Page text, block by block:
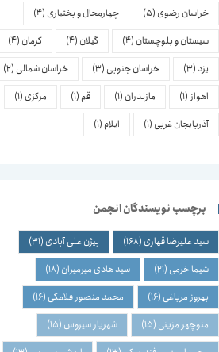
خراسان رضوی (5) چهارمحال و بختیاری (4)
سیستان و بلوچستان (4) گیلان (4) کرمان (4)
یزد(3) خراسان جنوبی (3) خراسان شمالی (2)
اهواز (1) مازندران (1) قم (1) مرکزی (1)
آذربایجان غربی (1) ایلام (1)
برچسب نویسندگان انجمن
سید علیرضا قهاری (168) بیژن علی آبادی (31)
شیما خرمی (21) سید هادی میرمیران (18)
بهروز مرباغی (16) محمد منصور فلامکی (16)
منوچهر مزینی (15) شهریار سیروس (15)